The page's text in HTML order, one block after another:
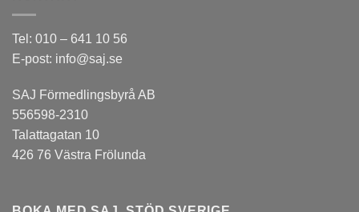
Tel: 010 – 641 10 56
E-post: info@saj.se
SAJ Förmedlingsbyrå AB
556598-2310
Talattagatan 10
426 76 Västra Frölunda